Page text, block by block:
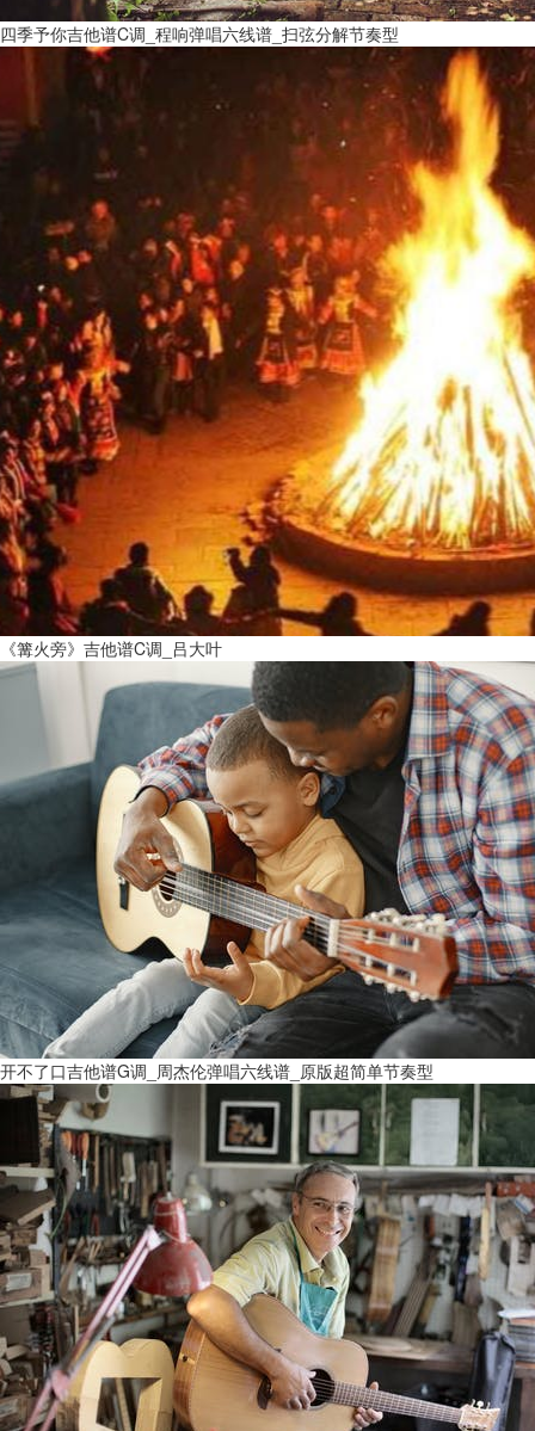
四季予你吉他谱C调_程响弹唱六线谱_扫弦分解节奏型
《篝火旁》吉他谱C调_吕大叶
开不了口吉他谱G调_周杰伦弹唱六线谱_原版超简单节奏型